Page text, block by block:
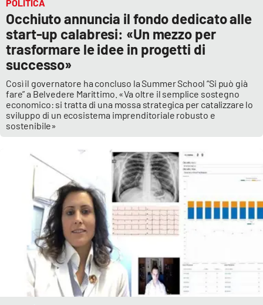
Lacplay.it
Lactv.it
Laconair.it
Lacitymag.it
Lacapitalenews.it
Ilreggino.it
Cosenzachannel.it
Ilvibonese.it
Catanzarochannel.it
APP
POLITICA
Occhiuto annuncia il fondo dedicato alle
start-up calabresi: «Un mezzo per
trasformare le idee in progetti di
successo»
Così il governatore ha concluso la Summer School “Si può già
fare” a Belvedere Marittimo. «Va oltre il semplice sostegno
economico: si tratta di una mossa strategica per catalizzare lo
sviluppo di un ecosistema imprenditoriale robusto e
sostenibile»